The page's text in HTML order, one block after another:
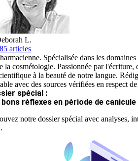
L.
articles
Spécialisée dans les
la cosmétologie. Passionnée par
à la beauté de notre langue.
avec des sources vérifiées en respect
spécial :
bons réflexes en période de canicule
notre dossier spécial avec analyses,